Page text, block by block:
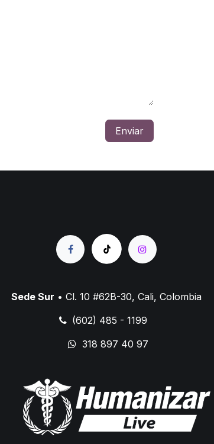
Enviar
Sede Sur • Cl. 10 #62B-30, Cali, Colombia
(602) 485 - 1199
318 897 40 97